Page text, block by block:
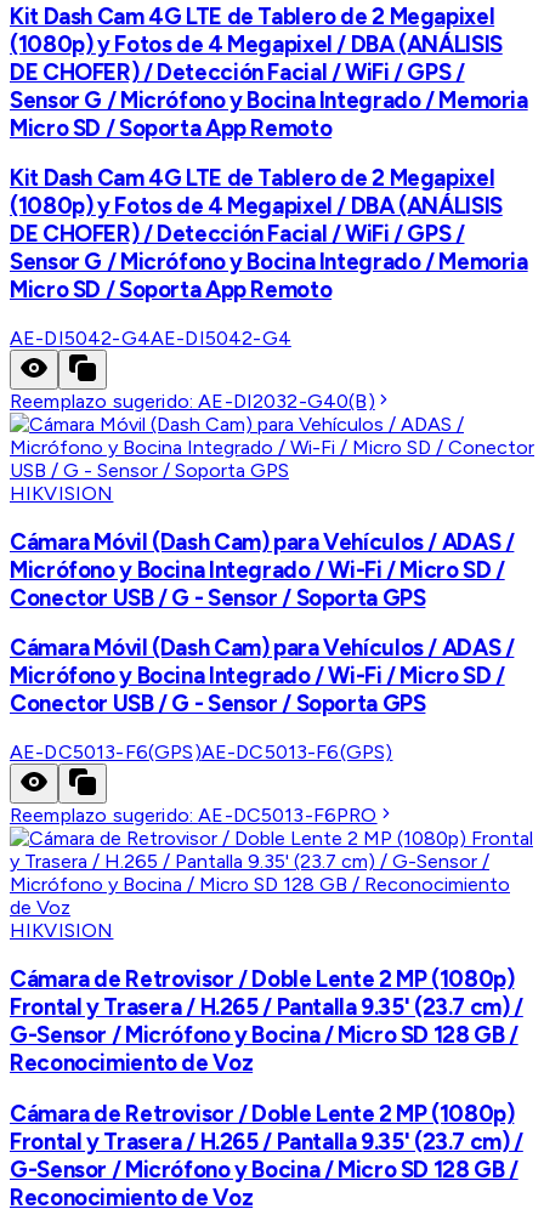
Kit Dash Cam 4G LTE de Tablero de 2 Megapixel
(1080p) y Fotos de 4 Megapixel / DBA (ANÁLISIS
DE CHOFER) / Detección Facial / WiFi / GPS /
Sensor G / Micrófono y Bocina Integrado / Memoria
Micro SD / Soporta App Remoto
Kit Dash Cam 4G LTE de Tablero de 2 Megapixel
(1080p) y Fotos de 4 Megapixel / DBA (ANÁLISIS
DE CHOFER) / Detección Facial / WiFi / GPS /
Sensor G / Micrófono y Bocina Integrado / Memoria
Micro SD / Soporta App Remoto
AE-DI5042-G4AE-DI5042-G4
Reemplazo sugerido:AE-DI2032-G40(B)
HIKVISION
Cámara Móvil (Dash Cam) para Vehículos / ADAS /
Micrófono y Bocina Integrado / Wi-Fi / Micro SD /
Conector USB / G - Sensor / Soporta GPS
Cámara Móvil (Dash Cam) para Vehículos / ADAS /
Micrófono y Bocina Integrado / Wi-Fi / Micro SD /
Conector USB / G - Sensor / Soporta GPS
AE-DC5013-F6(GPS)AE-DC5013-F6(GPS)
Reemplazo sugerido:AE-DC5013-F6PRO
HIKVISION
Cámara de Retrovisor / Doble Lente 2 MP (1080p)
Frontal y Trasera / H.265 / Pantalla 9.35' (23.7 cm) /
G-Sensor / Micrófono y Bocina / Micro SD 128 GB /
Reconocimiento de Voz
Cámara de Retrovisor / Doble Lente 2 MP (1080p)
Frontal y Trasera / H.265 / Pantalla 9.35' (23.7 cm) /
G-Sensor / Micrófono y Bocina / Micro SD 128 GB /
Reconocimiento de Voz